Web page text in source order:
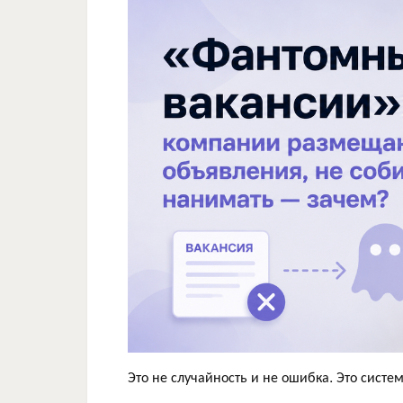
Это не случайность и не ошибка. Это